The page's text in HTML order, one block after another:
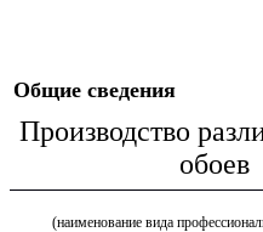
Общие сведения
Производство
обоев
(наименование вида